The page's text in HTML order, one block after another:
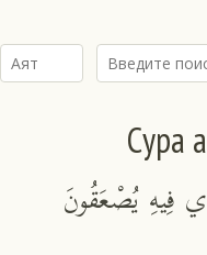
Сура
فِيهِ يُصْعَقُونَ